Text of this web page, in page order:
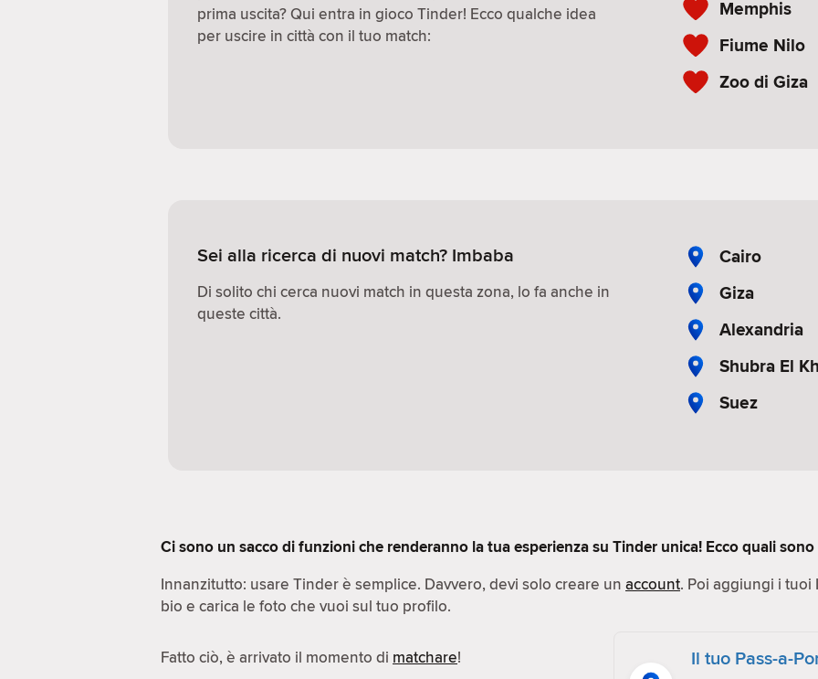
prima uscita? Qui entra in gioco Tinder! Ecco qualche idea
per uscire in città con il tuo match:
Memphis
Fiume Nilo
Zoo di Giza
Sei alla ricerca di nuovi match? Imbaba
Di solito chi cerca nuovi match in questa zona, lo fa anche in
queste città.
Cairo
Giza
Alexandria
Shubra El
Suez
Ci sono un sacco di funzioni che renderanno la tua esperienza su Tinder unica! Ecco quali
Innanzitutto: usare Tinder è semplice. Davvero, devi solo creare un account. Poi aggiungi i tuoi
bio e carica le foto che vuoi sul tuo profilo.
Fatto ciò, è arrivato il momento di matchare!
Il tuo Pass-a-